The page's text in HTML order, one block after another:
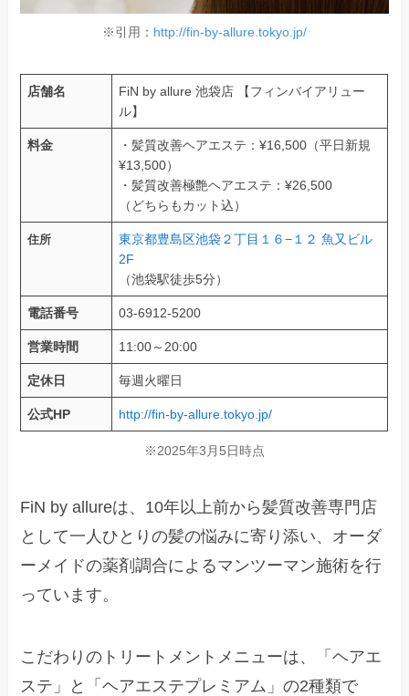
※引用： http://fin-by-allure.tokyo.jp/
店舗名
FiN by allure 池袋店 【フィンバイアリュー
ル】
料金
・髪質改善ヘアエステ：¥16,500（平日新規
¥13,500）
・髪質改善極艶ヘアエステ：¥26,500
（どちらもカット込）
住所
東京都豊島区池袋２丁目１６−１２ 魚又ビル
2F
（池袋駅徒歩5分）
電話番号 03-6912-5200
営業時間 11:00～20:00
定休日 毎週火曜日
公式HP http://fin-by-allure.tokyo.jp/
※2025年3月5日時点
FiN by allureは、10年以上前から髪質改善専門店
として一人ひとりの髪の悩みに寄り添い、オーダ
ーメイドの薬剤調合によるマンツーマン施術を行
っています。
こだわりのトリートメントメニューは、「ヘアエ
ステ」と「ヘアエステプレミアム」の2種類で